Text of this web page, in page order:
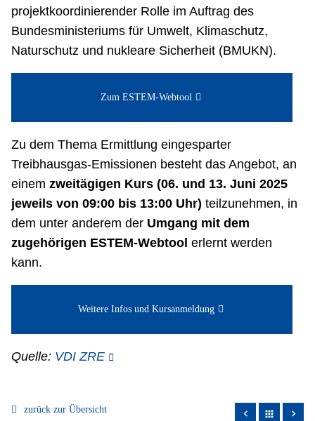
projektkoordinierender Rolle im Auftrag des
Bundesministeriums für Umwelt, Klimaschutz,
Naturschutz und nukleare Sicherheit (BMUKN).
Zum ESTEM-Webtool
Zu dem Thema Ermittlung eingesparter
Treibhausgas-Emissionen besteht das Angebot, an
einem zweitägigen Kurs (06. und 13. Juni 2025
jeweils von 09:00 bis 13:00 Uhr) teilzunehmen, in
dem unter anderem der Umgang mit dem
zugehörigen ESTEM-Webtool erlernt werden
kann.
Weitere Infos und Kursanmeldung
Quelle: VDI ZRE
zurück zur Übersicht apps